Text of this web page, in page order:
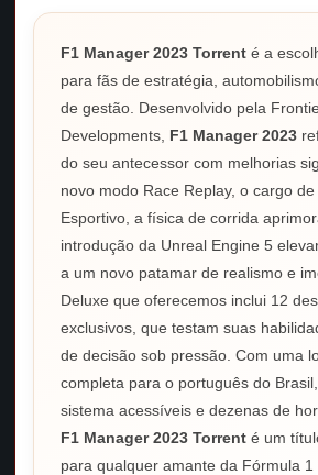
F1 Manager 2023 Torrent é a
para fãs de estratégia,
de gestão. Desenvolvido pela
Developments, F1 Manager 2023
do seu antecessor com melhorias
novo modo Race Replay, o cargo
Esportivo, a física de corrida
introdução da Unreal Engine 5
a um novo patamar de realismo e
Deluxe que oferecemos inclui 12
exclusivos, que testam suas
de decisão sob pressão. Com uma
completa para o português do
sistema acessíveis e dezenas de
F1 Manager 2023 Torrent é um
para qualquer amante da Fórmula